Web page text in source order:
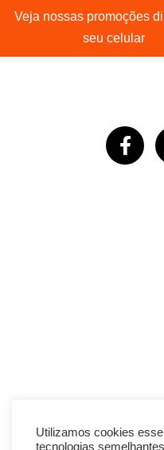
Veja nossas promoções
seu celular
Utilizamos cookies
tecnologias